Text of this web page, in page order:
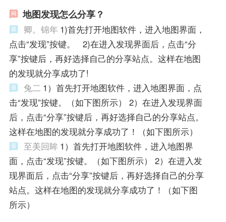
地图发现怎么分享？
卿。锦年 1)首先打开地图软件，进入地图界面，
点击“发现”按键。 2)在进入发现界面后，点击“分
享”按键后，再好选择自己的分享站点。这样在地图
的发现就分享成功了!
兔二 1）首先打开地图软件，进入地图界面，点
击“发现”按键。（如下图所示） 2）在进入发现界面
后，点击“分享”按键后，再好选择自己的分享站点。
这样在地图的发现就分享成功了！（如下图所示）
至美回眸 1）首先打开地图软件，进入地图界
面，点击“发现”按键。（如下图所示） 2）在进入发
现界面后，点击“分享”按键后，再好选择自己的分享
站点。这样在地图的发现就分享成功了！（如下图
所示）